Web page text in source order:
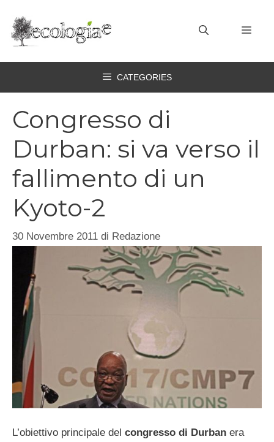
contenuto
CATEGORIES
Congresso di
Durban: si va verso il
fallimento di un
Kyoto-2
30 Novembre 2011 di Redazione
L’obiettivo principale del congresso di Durban era